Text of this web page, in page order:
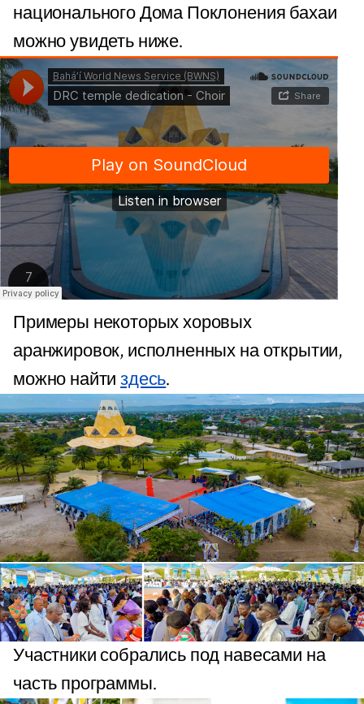
национального Дома Поклонения бахаи
можно увидеть ниже.
Примеры некоторых хоровых
аранжировок, исполненных на открытии,
можно найтиздесь.
Участники собрались под навесами на
часть программы.